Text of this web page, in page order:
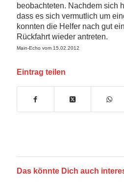
beobachteten. Nachdem sich
dass es sich vermutlich um
konnten die Helfer nach gut
Rückfahrt wieder antreten.
Main-Echo vom 15.02.2012
Eintrag teilen
Das könnte Dich auch